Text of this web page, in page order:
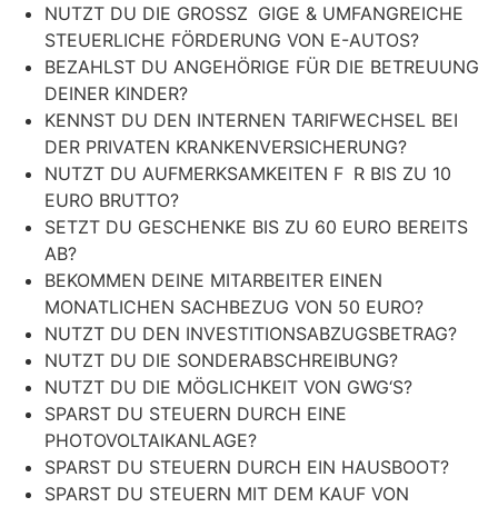
NUTZT DU DIE GROSSZ GIGE & UMFANGREICHE
STEUERLICHE FÖRDERUNG VON E-AUTOS?
BEZAHLST DU ANGEHÖRIGE FÜR DIE BETREUUNG
DEINER KINDER?
KENNST DU DEN INTERNEN TARIFWECHSEL BEI
DER PRIVATEN KRANKENVERSICHERUNG?
NUTZT DU AUFMERKSAMKEITEN F R BIS ZU 10
EURO BRUTTO?
SETZT DU GESCHENKE BIS ZU 60 EURO BEREITS
AB?
BEKOMMEN DEINE MITARBEITER EINEN
MONATLICHEN SACHBEZUG VON 50 EURO?
NUTZT DU DEN INVESTITIONSABZUGSBETRAG?
NUTZT DU DIE SONDERABSCHREIBUNG?
NUTZT DU DIE MÖGLICHKEIT VON GWG‘S?
SPARST DU STEUERN DURCH EINE
PHOTOVOLTAIKANLAGE?
SPARST DU STEUERN DURCH EIN HAUSBOOT?
SPARST DU STEUERN MIT DEM KAUF VON